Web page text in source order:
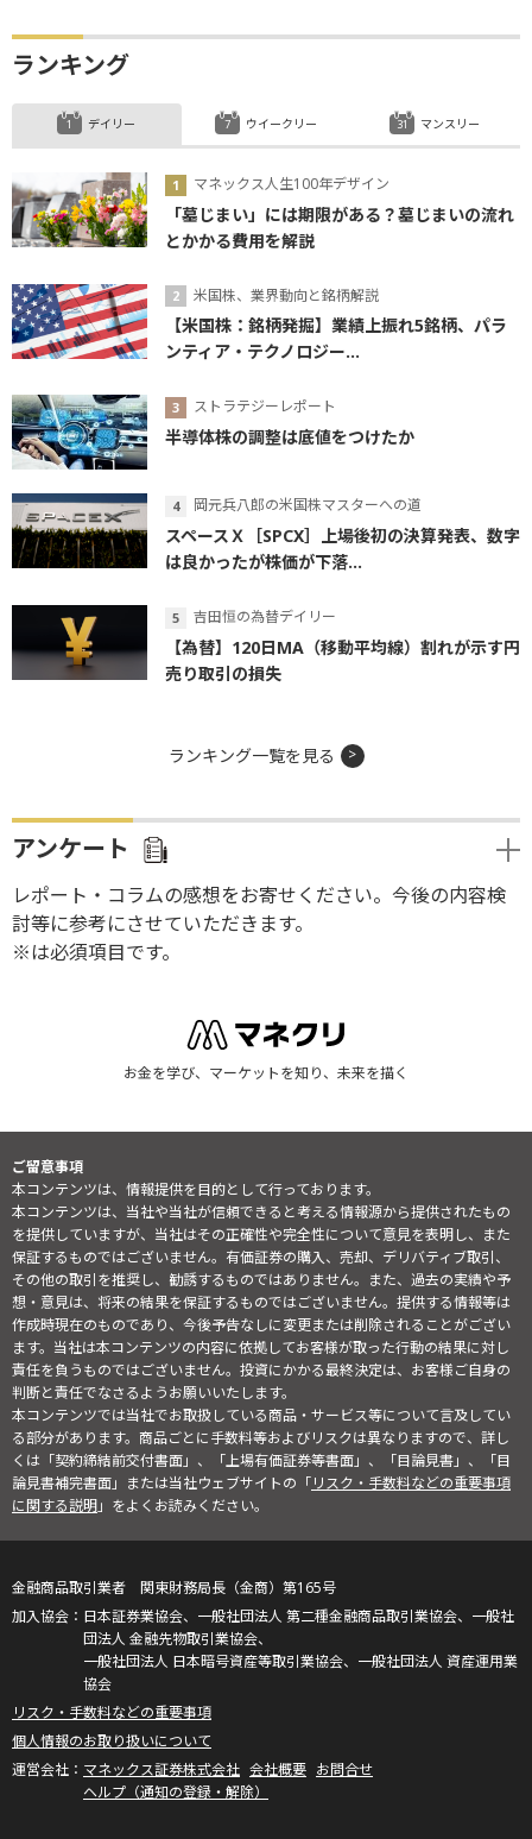
ランキング
デイリー
マネックス人生100年デザイン
「墓じまい」には期限がある？墓じまいの流れ
とかかる費用を解説
米国株、業界動向と銘柄解説
【米国株：銘柄発掘】業績上振れ5銘柄、パラ
ンティア・テクノロジー...
ストラテジーレポート
半導体株の調整は底値をつけたか
岡元兵八郎の米国株マスターへの道
スペースＸ［SPCX］上場後初の決算発表、数字
は良かったが株価が下落...
吉田恒の為替デイリー
【為替】120日MA（移動平均線）割れが示す円
売り取引の損失
ウイークリー マンスリー
ランキング一覧を見る
アンケート
レポート・コラムの感想をお寄せください。今後の内容検
討等に参考にさせていただきます。
※は必須項目です。
お金を学び、マーケットを知り、未来を描く
ご留意事項
本コンテンツは、情報提供を目的として行っております。
本コンテンツは、当社や当社が信頼できると考える情報源から提供されたもの
を提供していますが、当社はその正確性や完全性について意見を表明し、また
保証するものではございません。有価証券の購入、売却、デリバティブ取引、
その他の取引を推奨し、勧誘するものではありません。また、過去の実績や予
想・意見は、将来の結果を保証するものではございません。提供する情報等は
作成時現在のものであり、今後予告なしに変更または削除されることがござい
ます。当社は本コンテンツの内容に依拠してお客様が取った行動の結果に対し
責任を負うものではございません。投資にかかる最終決定は、お客様ご自身の
判断と責任でなさるようお願いいたします。
本コンテンツでは当社でお取扱している商品・サービス等について言及してい
る部分があります。商品ごとに手数料等およびリスクは異なりますので、詳し
くは「契約締結前交付書面」、「上場有価証券等書面」、「目論見書」、「目
論見書補完書面」または当社ウェブサイトの「リスク・手数料などの重要事項
に関する説明」をよくお読みください。
金融商品取引業者 関東財務局長（金商）第165号
日本証券業協会、一般社団法人 第二種金融商品取引業協会、一般社
団法人 金融先物取引業協会、
一般社団法人 日本暗号資産等取引業協会、一般社団法人 資産運用業
協会
リスク・手数料などの重要事項
個人情報のお取り扱いについて
マネックス証券株式会社 会社概要 お問合せ
ヘルプ（通知の登録・解除）